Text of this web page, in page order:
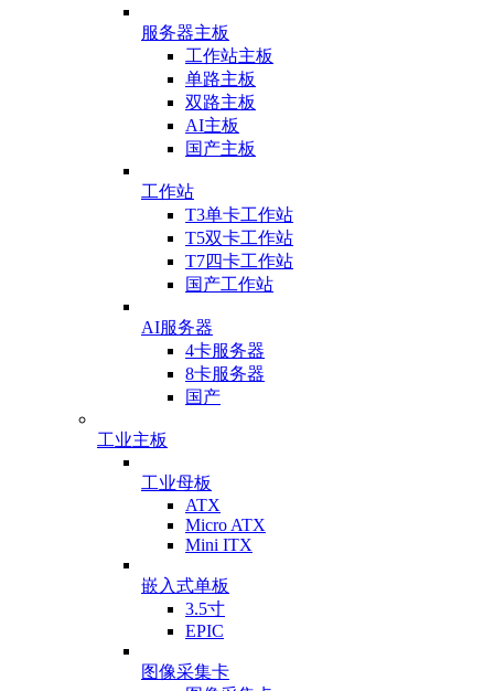
服务器主板
工作站主板
单路主板
双路主板
AI主板
国产主板
工作站
T3单卡工作站
T5双卡工作站
T7四卡工作站
国产工作站
AI服务器
4卡服务器
8卡服务器
国产
工业主板
工业母板
ATX
Micro ATX
Mini ITX
嵌入式单板
3.5寸
EPIC
图像采集卡